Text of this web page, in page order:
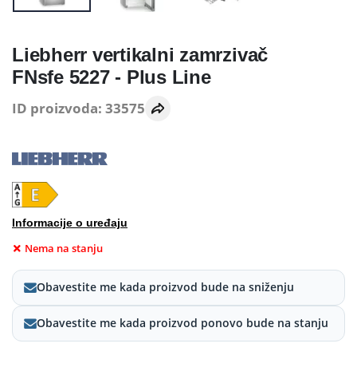
Liebherr vertikalni zamrzivač
FNsfe 5227 - Plus Line
ID proizvoda: 33575
Informacije o uređaju
Nema na stanju
Obavestite me kada proizvod bude na sniženju
Obavestite me kada proizvod ponovo bude na stanju